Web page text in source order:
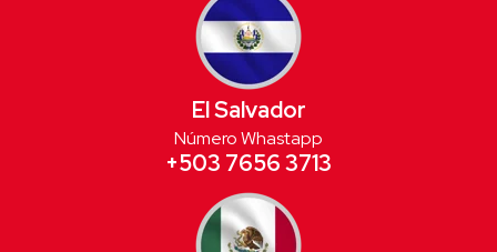
El Salvador
Número Whastapp
+503 7656 3713